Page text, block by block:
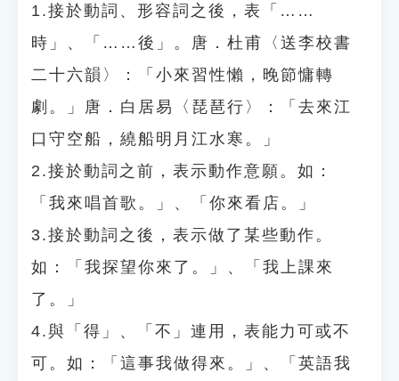
1.接於動詞、形容詞之後，表「……
時」、「……後」。唐．杜甫〈送李校書
二十六韻〉：「小來習性懶，晚節慵轉
劇。」唐．白居易〈琵琶行〉：「去來江
口守空船，繞船明月江水寒。」
2.接於動詞之前，表示動作意願。如：
「我來唱首歌。」、「你來看店。」
3.接於動詞之後，表示做了某些動作。
如：「我探望你來了。」、「我上課來
了。」
4.與「得」、「不」連用，表能力可或不
可。如：「這事我做得來。」、「英語我